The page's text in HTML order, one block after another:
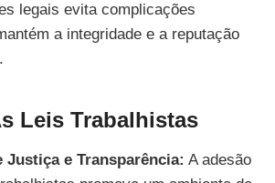
legais evita complicações
a integridade e a reputação
Leis Trabalhistas
Justiça e Transparência: A adesão